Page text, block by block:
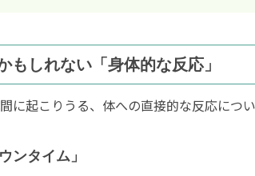
小児治療
脳性麻痺
急性脳症後遺症
しれない「身体的な反応」
に起こりうる、体への直接的な反応につい
ンタイム」